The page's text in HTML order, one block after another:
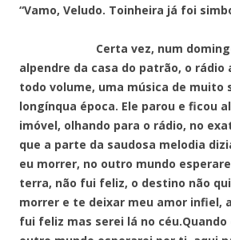
“Vamo, Veludo. Toinheira já foi
Certa vez, num domingo,
alpendre da casa do patrão, o rádio
todo volume, uma música de muito
longínqua época. Ele parou e ficou
imóvel, olhando para o rádio, no
que a parte da saudosa melodia
eu morrer, no outro mundo
terra, não fui feliz, o destino não
morrer e te deixar meu amor infiel,
fui feliz mas serei lá no céu.Quando